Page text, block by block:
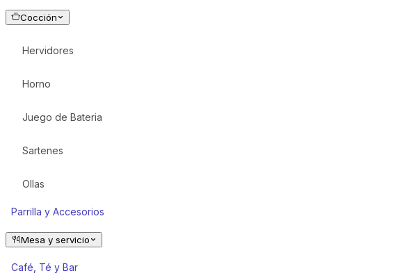
Cocción
Hervidores
Horno
Juego de Bateria
Sartenes
Ollas
Parrilla y Accesorios
Mesa y servicio
Café, Té y Bar